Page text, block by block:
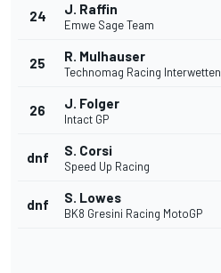
24 J. Raffin
Emwe Sage Team
25 R. Mulhauser
Technomag Racing Interwetten
26 J. Folger
Intact GP
dnf S. Corsi
Speed Up Racing
dnf S. Lowes
BK8 Gresini Racing MotoGP